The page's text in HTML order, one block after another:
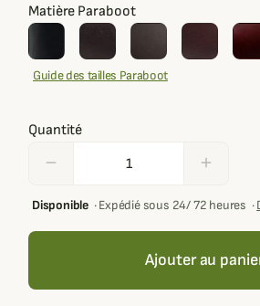
Matière Paraboot
Guide des tailles Paraboot
Quantité
remove add
Disponible·Expédié sous 24/ 72 heures ·
Ajouter au